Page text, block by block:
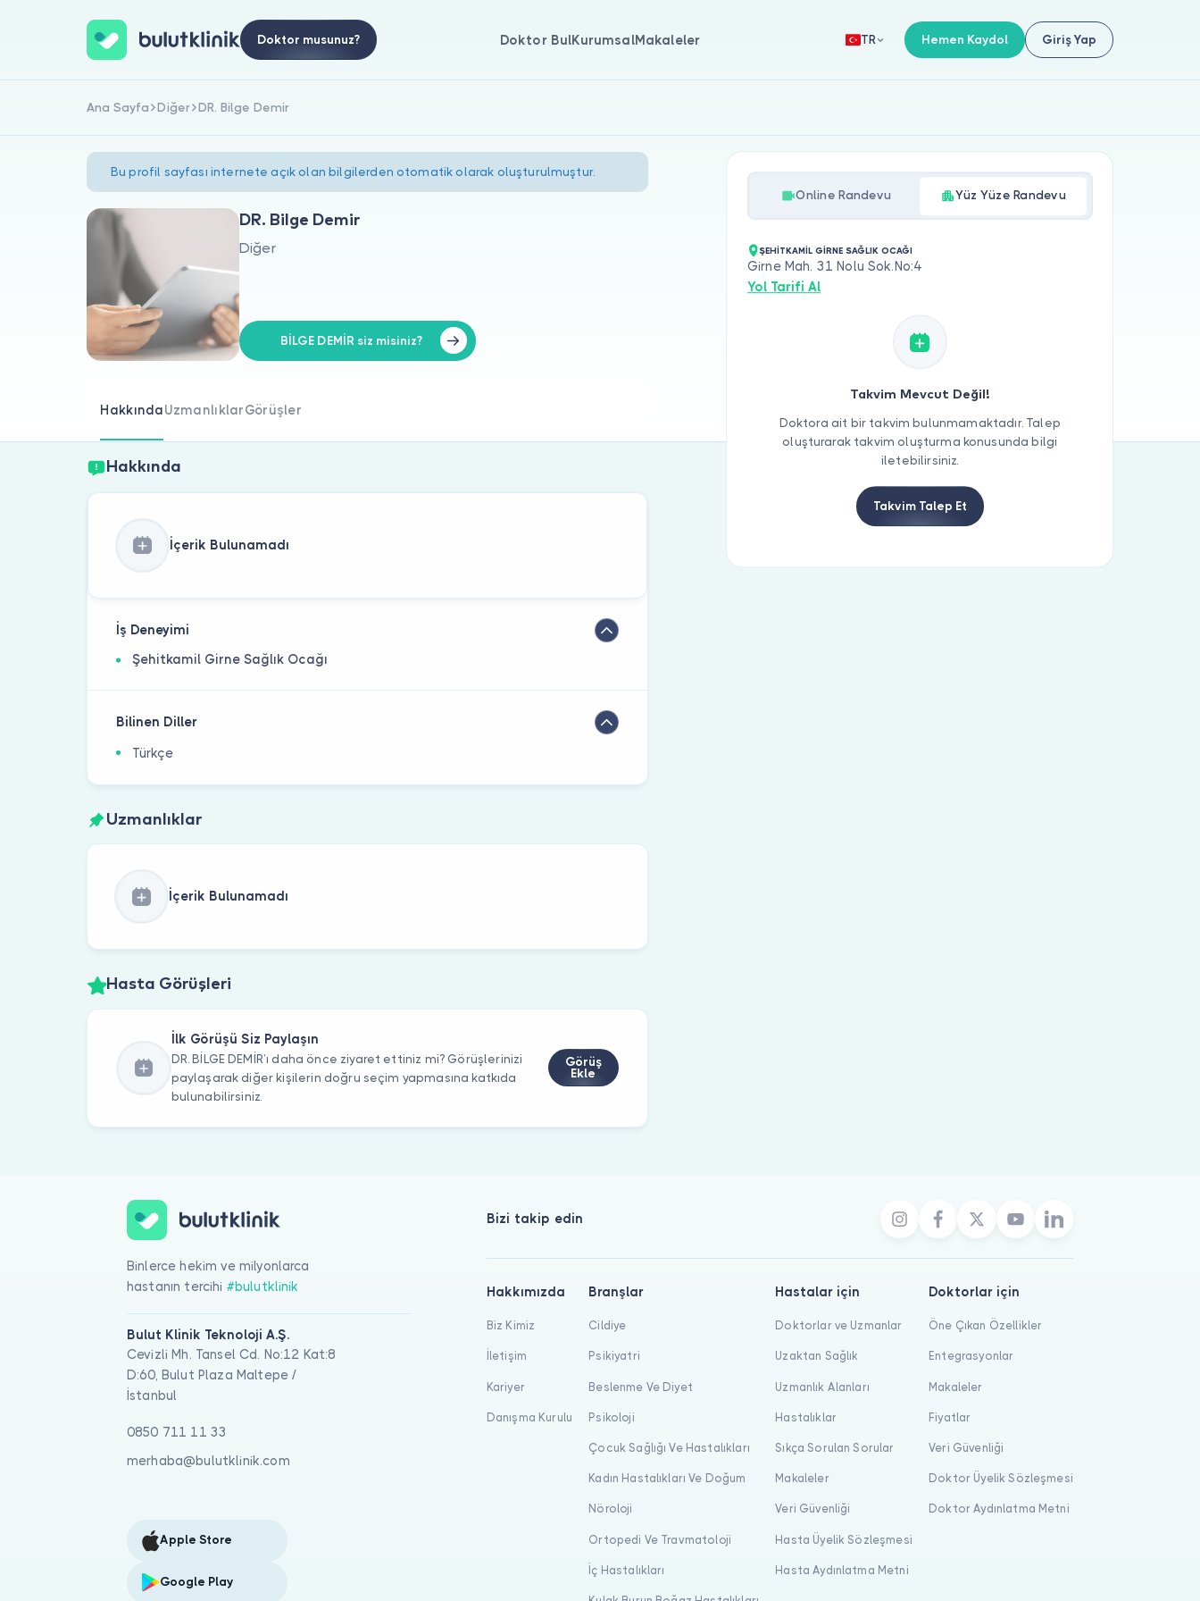
Doktor musunuz? Doktor BulKurumsalMakaleler TR Hemen Kaydol Giriş Yap
Ana Sayfa Diğer DR. Bilge Demir
Bu profil sayfası internete açık olan bilgilerden otomatik olarak oluşturulmuştur.
DR. Bilge Demir
Diğer
BİLGE DEMİR siz misiniz?
HakkındaUzmanlıklarGörüşler
Hakkında
İçerik Bulunamadı
İş Deneyimi
Şehitkamil Girne Sağlık Ocağı
Bilinen Diller
Türkçe
Uzmanlıklar
İçerik Bulunamadı
Hasta Görüşleri
İlk Görüşü Siz Paylaşın
DR. BİLGE DEMİR’ı daha önce ziyaret ettiniz mi? Görüşlerinizi
paylaşarak diğer kişilerin doğru seçim yapmasına katkıda
bulunabilirsiniz.
Görüş
Ekle
Online Randevu Yüz Yüze Randevu
ŞEHİTKAMİL GİRNE SAĞLIK OCAĞI
Girne Mah. 31 Nolu Sok.No:4
Yol Tarifi Al
Takvim Mevcut Değil!
Doktora ait bir takvim bulunmamaktadır. Talep
oluşturarak takvim oluşturma konusunda bilgi
iletebilirsiniz.
Takvim Talep Et
Binlerce hekim ve milyonlarca
hastanın tercihi #bulutklinik
Bulut Klinik Teknoloji A.Ş.
Cevizli Mh. Tansel Cd. No:12 Kat:8
D:60, Bulut Plaza Maltepe /
İstanbul
0850 711 11 33
merhaba@bulutklinik.com
Apple Store
Google Play
Bizi takip edin
Hakkımızda
Biz Kimiz
İletişim
Kariyer
Danışma Kurulu
Branşlar
Cildiye
Psikiyatri
Beslenme Ve Diyet
Psikoloji
Çocuk Sağlığı Ve Hastalıkları
Kadın Hastalıkları Ve Doğum
Nöroloji
Ortopedi Ve Travmatoloji
İç Hastalıkları
Hastalar için
Doktorlar ve Uzmanlar
Uzaktan Sağlık
Uzmanlık Alanları
Hastalıklar
Sıkça Sorulan Sorular
Makaleler
Veri Güvenliği
Hasta Üyelik Sözleşmesi
Hasta Aydınlatma Metni
Doktorlar için
Öne Çıkan Özellikler
Entegrasyonlar
Makaleler
Fiyatlar
Veri Güvenliği
Doktor Üyelik Sözleşmesi
Doktor Aydınlatma Metni